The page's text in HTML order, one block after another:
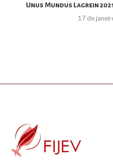
Unus Mundus Lagrein
17 de